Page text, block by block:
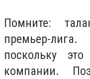
Помните:
премьер-
поскольку
компании.